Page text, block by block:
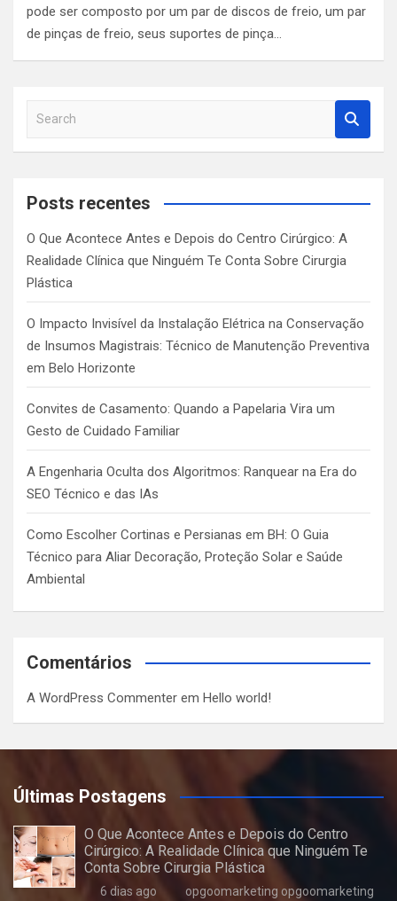
pode ser composto por um par de discos de freio, um par
de pinças de freio, seus suportes de pinça…
a
c
Posts recentes
O Que Acontece Antes e Depois do Centro Cirúrgico: A
Realidade Clínica que Ninguém Te Conta Sobre Cirurgia
Plástica
O Impacto Invisível da Instalação Elétrica na Conservação
de Insumos Magistrais: Técnico de Manutenção Preventiva
em Belo Horizonte
Convites de Casamento: Quando a Papelaria Vira um
Gesto de Cuidado Familiar
A Engenharia Oculta dos Algoritmos: Ranquear na Era do
SEO Técnico e das IAs
Como Escolher Cortinas e Persianas em BH: O Guia
Técnico para Aliar Decoração, Proteção Solar e Saúde
Ambiental
Comentários
A WordPress Commenter em Hello world!
Últimas Postagens
O Que Acontece Antes e Depois do Centro
Cirúrgico: A Realidade Clínica que Ninguém Te
Conta Sobre Cirurgia Plástica
6 dias ago opgoomarketing opgoomarketing